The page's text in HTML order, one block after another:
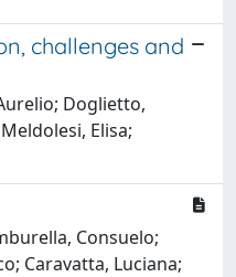
challenges and
Doglietto,
Elisa;
Consuelo;
Caravatta, Luciana;